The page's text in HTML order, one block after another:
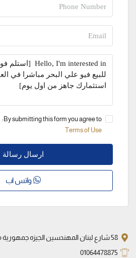
By submitting this form you agree to:
Terms of Use
ارسال رسالة
واتس اب
58 شارع لبنان المهندسين الجيزه جمهورية مصر العربية
01064478875